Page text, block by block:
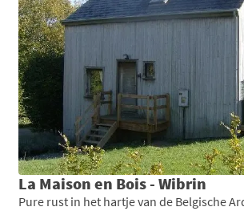
La Maison en Bois - Wibrin
Pure rust in het hartje van de Belgische